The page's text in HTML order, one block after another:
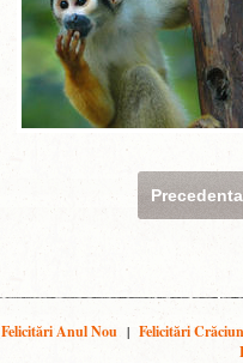
Precedenta
Felicitări Anul Nou | Felicitări